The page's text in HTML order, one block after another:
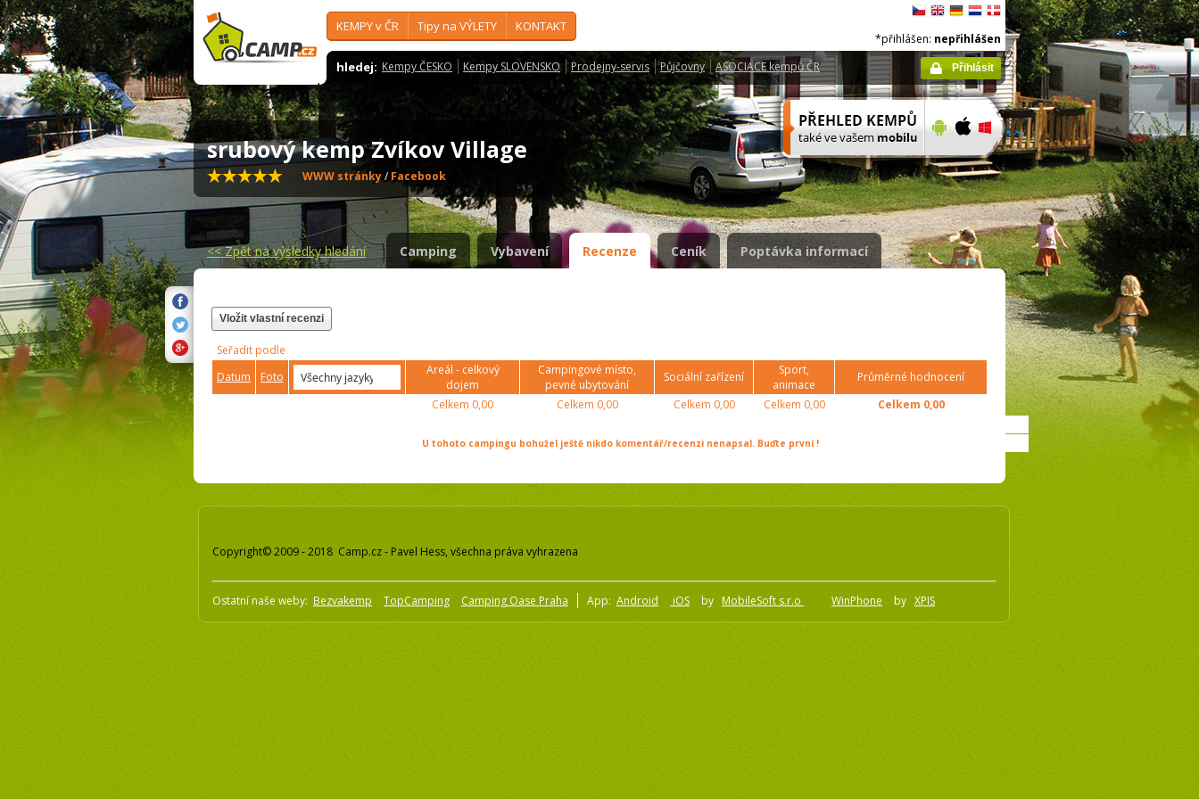
KEMPY v ČR Tipy na VÝLETY KONTAKT
hledej: Kempy ČESKO Kempy SLOVENSKO Prodejny-servis Půjčovny ASOCIACE kempů ČR
*přihlášen: nepřihlášen
Přihlásit
srubový kemp Zvíkov Village
WWW stránky/Facebook
<<Zpět na výsledky hledání Camping Vybavení Recenze Ceník Poptávka informací
Vložit vlastní recenzi
Seřadit podle
Datum
Foto
Areál - celkový
dojem
Campingové místo,
pevné ubytování
Sociální zařízení
Sport,
animace
Průměrné hodnocení
Celkem 0,00 Celkem 0,00 Celkem 0,00 Celkem 0,00 Celkem 0,00
U tohoto campingu bohužel ještě nikdo komentář/recenzi nenapsal. Buďte první !
Copyright© 2009 - 2018 Camp.cz - Pavel Hess, všechna práva vyhrazena
Ostatní naše weby: Bezvakemp TopCamping Camping Oase Praha App: Android iOS by MobileSoft s.r.o WinPhone by XPIS